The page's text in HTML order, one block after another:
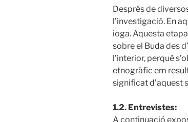
Després de
l’investigació. En
ioga. Aquesta
sobre el Buda des
l’interior, perquè
etnogràfic em
significat d’aquest
1.2. Entrevistes:
A continuació